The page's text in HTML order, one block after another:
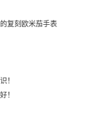
复刻欧米茄手表
！
！